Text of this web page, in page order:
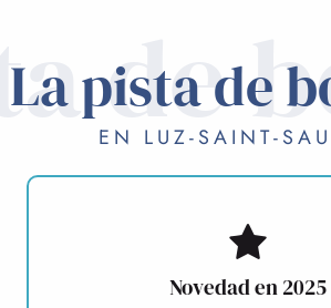
de
La pista de
EN LUZ-SAINT-
Novedad en 2025